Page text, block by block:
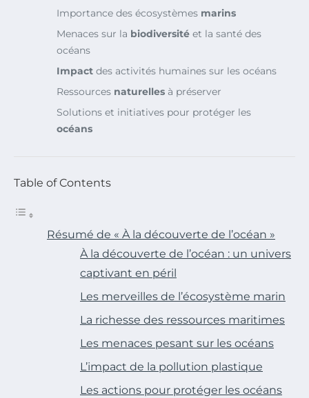
Importance des écosystèmes marins
Menaces sur la biodiversité et la santé des
océans
Impact des activités humaines sur les océans
Ressources naturelles à préserver
Solutions et initiatives pour protéger les
océans
Table of Contents
Résumé de « À la découverte de l’océan »
À la découverte de l’océan : un univers
captivant en péril
Les merveilles de l’écosystème marin
La richesse des ressources maritimes
Les menaces pesant sur les océans
L’impact de la pollution plastique
Les actions pour protéger les océans